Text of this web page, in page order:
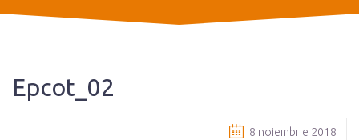
Epcot_02
8 noiembrie 2018